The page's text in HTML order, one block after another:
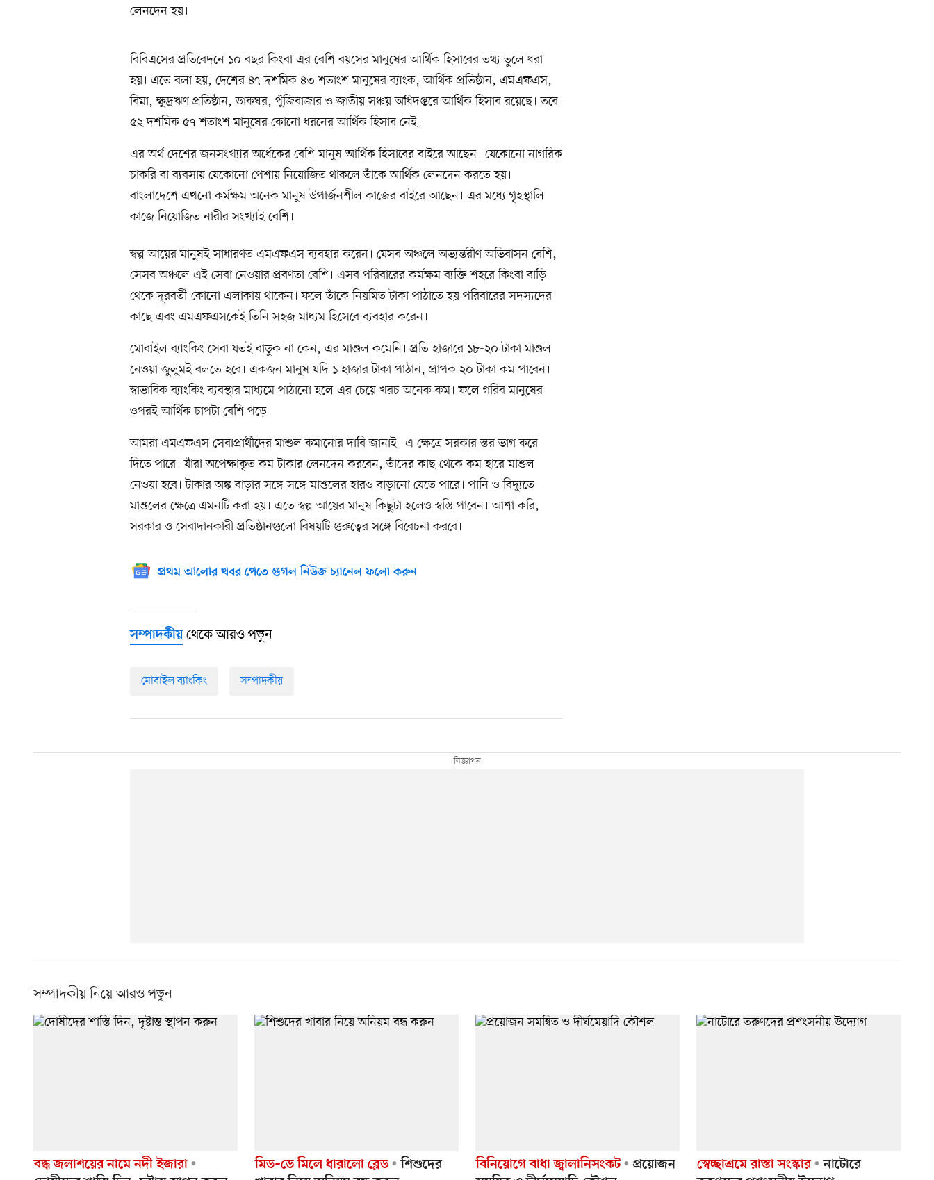
লেনদেন হয়।
বিবিএসের প্রতিবেদনে ১০ বছর কিংবা এর বেশি বয়সের মানুষের আর্থিক হিসাবের তথ্য তুলে ধরা
হয়। এতে বলা হয়, দেশের ৪৭ দশমিক ৪৩ শতাংশ মানুষের ব্যাংক, আর্থিক প্রতিষ্ঠান, এমএফএস,
বিমা, ক্ষুদ্রঋণ প্রতিষ্ঠান, ডাকঘর, পুঁজিবাজার ও জাতীয় সঞ্চয় অধিদপ্তরে আর্থিক হিসাব রয়েছে। তবে
৫২ দশমিক ৫৭ শতাংশ মানুষের কোনো ধরনের আর্থিক হিসাব নেই।
এর অর্থ দেশের জনসংখ্যার অর্ধেকের বেশি মানুষ আর্থিক হিসাবের বাইরে আছেন। যেকোনো নাগরিক
চাকরি বা ব্যবসায় যেকোনো পেশায় নিয়োজিত থাকলে তাঁকে আর্থিক লেনদেন করতে হয়।
বাংলাদেশে এখনো কর্মক্ষম অনেক মানুষ উপার্জনশীল কাজের বাইরে আছেন। এর মধ্যে গৃহস্থালি
কাজে নিয়োজিত নারীর সংখ্যাই বেশি।
স্বল্প আয়ের মানুষই সাধারণত এমএফএস ব্যবহার করেন। যেসব অঞ্চলে অভ্যন্তরীণ অভিবাসন বেশি,
সেসব অঞ্চলে এই সেবা নেওয়ার প্রবণতা বেশি। এসব পরিবারের কর্মক্ষম ব্যক্তি শহরে কিংবা বাড়ি
থেকে দূরবর্তী কোনো এলাকায় থাকেন। ফলে তাঁকে নিয়মিত টাকা পাঠাতে হয় পরিবারের সদস্যদের
কাছে এবং এমএফএসকেই তিনি সহজ মাধ্যম হিসেবে ব্যবহার করেন।
মোবাইল ব্যাংকিং সেবা যতই বাড়ুক না কেন, এর মাশুল কমেনি। প্রতি হাজারে ১৮-২০ টাকা মাশুল
নেওয়া জুলুমই বলতে হবে। একজন মানুষ যদি ১ হাজার টাকা পাঠান, প্রাপক ২০ টাকা কম পাবেন।
স্বাভাবিক ব্যাংকিং ব্যবস্থার মাধ্যমে পাঠানো হলে এর চেয়ে খরচ অনেক কম। ফলে গরিব মানুষের
ওপরই আর্থিক চাপটা বেশি পড়ে।
আমরা এমএফএস সেবাপ্রার্থীদের মাশুল কমানোর দাবি জানাই। এ ক্ষেত্রে সরকার স্তর ভাগ করে
দিতে পারে। যাঁরা অপেক্ষাকৃত কম টাকার লেনদেন করবেন, তাঁদের কাছ থেকে কম হারে মাশুল
নেওয়া হবে। টাকার অঙ্ক বাড়ার সঙ্গে সঙ্গে মাশুলের হারও বাড়ানো যেতে পারে। পানি ও বিদ্যুতে
মাশুলের ক্ষেত্রে এমনটি করা হয়। এতে স্বল্প আয়ের মানুষ কিছুটা হলেও স্বস্তি পাবেন। আশা করি,
সরকার ও সেবাদানকারী প্রতিষ্ঠানগুলো বিষয়টি গুরুত্বের সঙ্গে বিবেচনা করবে।
প্রথম আলোর খবর পেতে গুগল নিউজ চ্যানেল ফলো করুন
সম্পাদকীয়থেকে আরও পড়ুন
মোবাইল ব্যাংকিং সম্পাদকীয়
সম্পাদকীয় নিয়ে আরও পড়ুন
বদ্ধ জলাশয়ের নামে নদী ইজারা
মিড–ডে মিলে ধারালো ব্লেড
শিশুদের
বিনিয়োগে বাধা জ্বালানিসংকট
প্রয়োজন
স্বেচ্ছাশ্রমে রাস্তা সংস্কার
নাটোরে